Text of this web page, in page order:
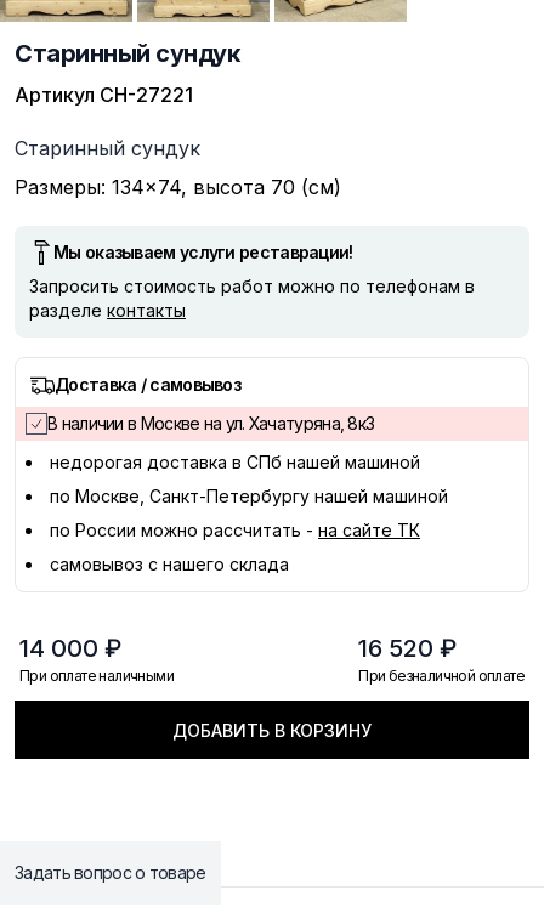
Старинный сундук
Артикул СН-27221
Описание
Старинный сундук
Размеры: 134×74, высота 70 (см)
Мы оказываем услуги реставрации!
Запросить стоимость работ можно по телефонам в
разделе контакты
Доставка / самовывоз
В наличии в Москве на ул. Хачатуряна, 8к3
недорогая доставка в СПб нашей машиной
по Москве, Санкт-Петербургу нашей машиной
по России можно рассчитать - на сайте ТК
самовывоз с нашего склада
14 000 ₽
При оплате наличными
16 520 ₽
При безналичной оплате
ДОБАВИТЬ В КОРЗИНУ
Задать вопрос о товаре